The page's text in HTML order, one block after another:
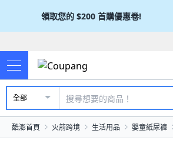
領取您的 $200 首購優惠卷!
全部
酷澎首頁 火箭跨境 生活用品 嬰童紙尿褲